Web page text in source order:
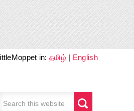
in:தமிழ் | English